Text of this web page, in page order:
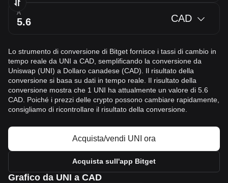
A CAD
Lo strumento di conversione di Bitget fornisce i tassi di cambio in
tempo reale da UNI a CAD, semplificando la conversione da
Uniswap (UNI) a Dollaro canadese (CAD). Il risultato della
conversione si basa su dati in tempo reale. Il risultato della
conversione mostra che 1 UNI ha attualmente un valore di 5.6
CAD. Poiché i prezzi delle crypto possono cambiare rapidamente,
consigliamo di ricontrollare il risultato della conversione.
Acquista/vendi UNI ora
Acquista sull'app Bitget
Grafico da UNI a CAD